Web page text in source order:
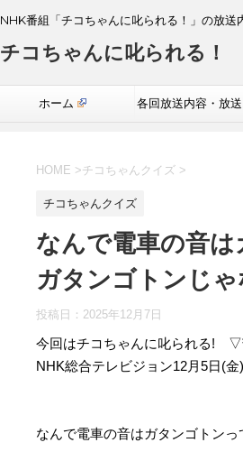
NHK番組「チコちゃんに叱られる！」の放送
チコちゃんに叱られる！
ホーム 各回放送内容・放
HOME >チコちゃんクイズ >
チコちゃんクイズ
なんで電車の音
ガタンゴトンじ
投稿日： 2025年12月7日
今回はチコちゃんに叱られる!
NHK総合テレビジョン12月5日(金
なんで電車の音はガタンゴトンっ